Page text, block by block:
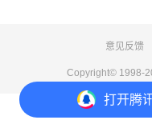
打开腾
意见反馈
Copyright© 1998-